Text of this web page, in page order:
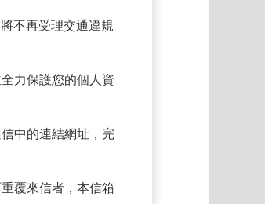
不再受理交通違規
力保護您的個人資
中的連結網址，完
覆來信者，本信箱